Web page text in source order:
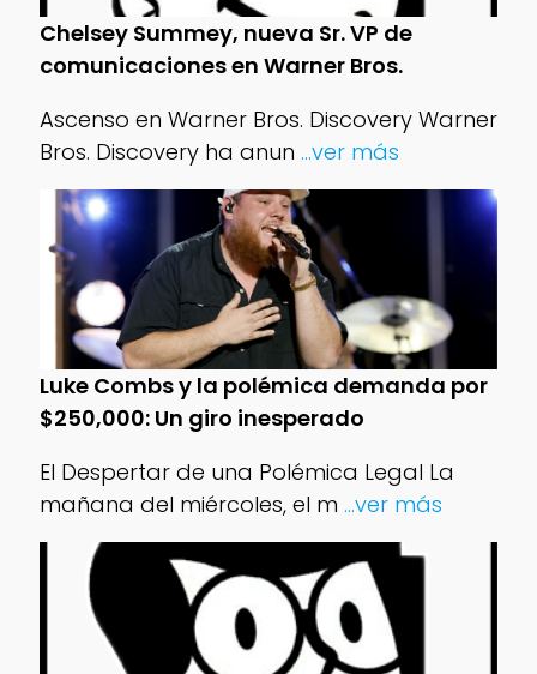
Chelsey Summey, nueva Sr. VP de
comunicaciones en Warner Bros.
Ascenso en Warner Bros. Discovery Warner
Bros. Discovery ha anun ...ver más
Luke Combs y la polémica demanda por
$250,000: Un giro inesperado
El Despertar de una Polémica Legal La
mañana del miércoles, el m ...ver más